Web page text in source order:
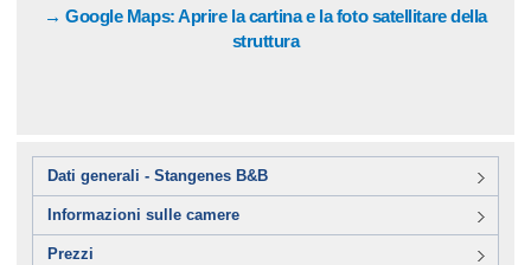
→ Google Maps: Aprire la cartina e la foto satellitare della
struttura
Dati generali - Stangenes B&B
Informazioni sulle camere
Prezzi